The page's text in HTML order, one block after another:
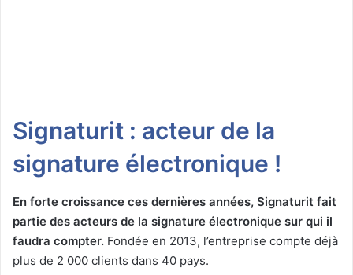
Signaturit : acteur de la
signature électronique !
En forte croissance ces dernières années, Signaturit fait
partie des acteurs de la signature électronique sur qui il
faudra compter. Fondée en 2013, l’entreprise compte déjà
plus de 2 000 clients dans 40 pays.